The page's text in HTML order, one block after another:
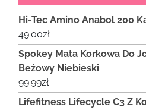
Hi-Tec Amino Anabol 200
49.00zł
Spokey Mata Korkowa Do
Beżowy Niebieski
99.99zł
Lifefitness Lifecycle C3 Z